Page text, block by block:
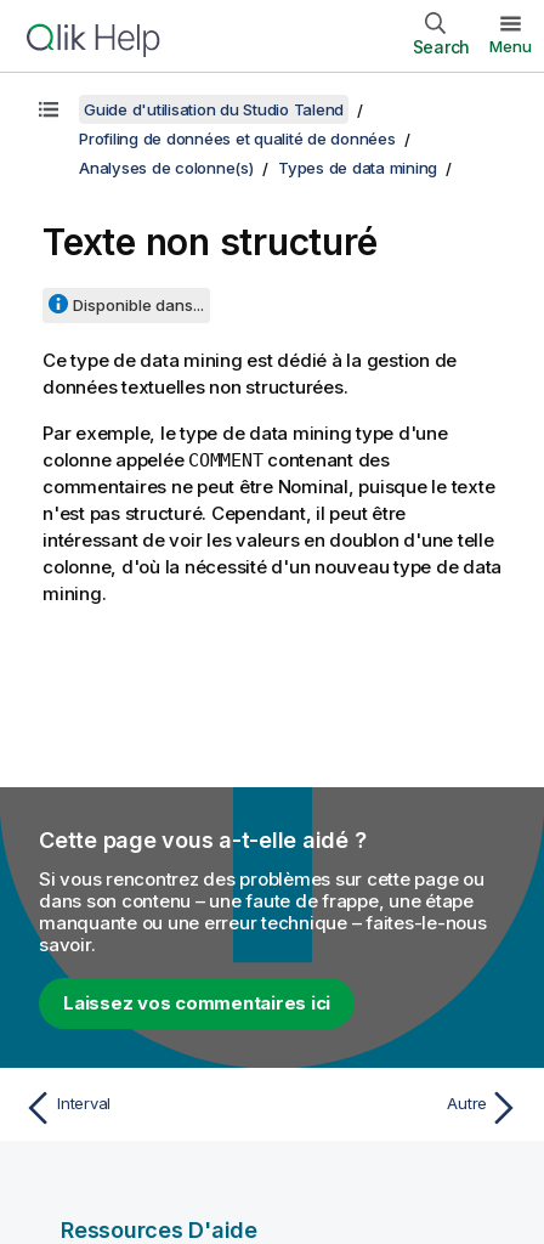
Search Menu
Guide d'utilisation du Studio Talend
Profiling de données et qualité de données
Analyses de colonne(s)
Types de data mining
Texte non structuré
Disponible dans...
Ce type de data mining est dédié à la gestion de
données textuelles non structurées.
Par exemple, le type de data mining type d'une
colonne appelée COMMENTcontenant des
commentaires ne peut être Nominal, puisque le texte
n'est pas structuré. Cependant, il peut être
intéressant de voir les valeurs en doublon d'une telle
colonne, d'où la nécessité d'un nouveau type de data
mining.
Cette page vous a-t-elle aidé ?
Si vous rencontrez des problèmes sur cette page ou
dans son contenu – une faute de frappe, une étape
manquante ou une erreur technique – faites-le-nous
savoir.
Laissez vos commentaires ici
Interval Autre
Ressources D'aide